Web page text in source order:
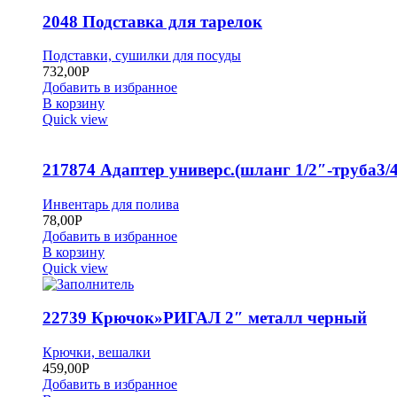
2048 Подставка для тарелок
Подставки, сушилки для посуды
732,00Р
Добавить в избранное
В корзину
Quick view
217874 Адаптер универс.(шланг 1/2″-труба3/
Инвентарь для полива
78,00Р
Добавить в избранное
В корзину
Quick view
22739 Крючок»РИГАЛ 2″ металл черный
Крючки, вешалки
459,00Р
Добавить в избранное